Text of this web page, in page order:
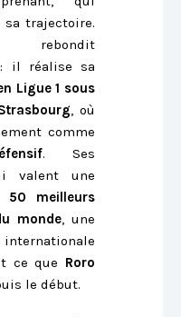
sa trajectoire.
rebondit
il réalise sa
Ligue 1 sous
, où
comme
. Ses
valent une
50 meilleurs
monde, une
ce que Roro
le début.